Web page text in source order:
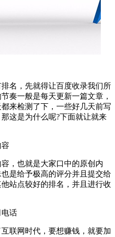
名，先就得让百度收录我们所
奏一般是每天更新一篇文章，
来检测了下，一些好几天前写
这是为什么呢?下面就让就来
，也就是大家口中的原创内
是给予极高的评分并且提交给
站点较好的排名，并且进行收
话
联网时代，要想赚钱，就要加